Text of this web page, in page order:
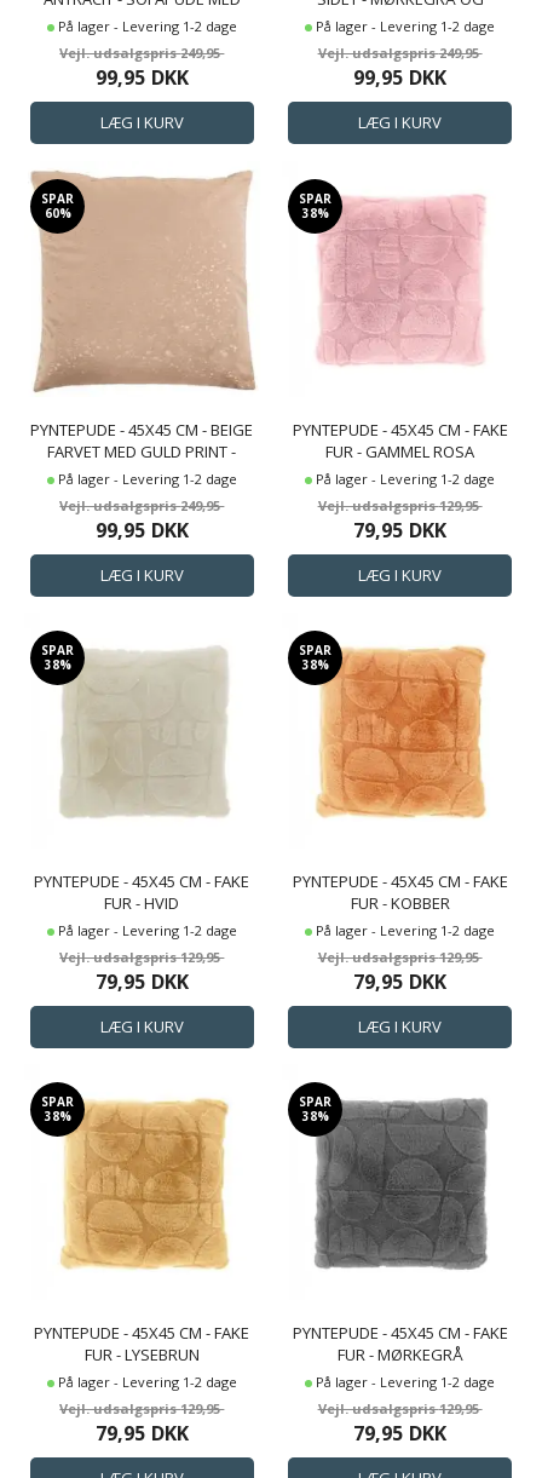
FLØJLS LOOK - BORG LIVING
På lager - Levering 1-2 dage
249,95
99,95 DKK
LYSEGRÅ - SOFAPUDE
På lager - Levering 1-2 dage
249,95
99,95 DKK
SPAR
60%
PYNTEPUDE - 45X45 CM - BEIGE
FARVET MED GULD PRINT -
SOFAPUDE MED BLØDT
VELOUR LOOK - BORG LIVING
På lager - Levering 1-2 dage
249,95
99,95 DKK
SPAR
38%
PYNTEPUDE - 45X45 CM - FAKE
FUR - GAMMEL ROSA
På lager - Levering 1-2 dage
129,95
79,95 DKK
SPAR
38%
PYNTEPUDE - 45X45 CM - FAKE
FUR - HVID
På lager - Levering 1-2 dage
129,95
79,95 DKK
SPAR
38%
PYNTEPUDE - 45X45 CM - FAKE
FUR - KOBBER
På lager - Levering 1-2 dage
129,95
79,95 DKK
SPAR
38%
PYNTEPUDE - 45X45 CM - FAKE
FUR - LYSEBRUN
På lager - Levering 1-2 dage
129,95
79,95 DKK
SPAR
38%
PYNTEPUDE - 45X45 CM - FAKE
FUR - MØRKEGRÅ
På lager - Levering 1-2 dage
129,95
79,95 DKK